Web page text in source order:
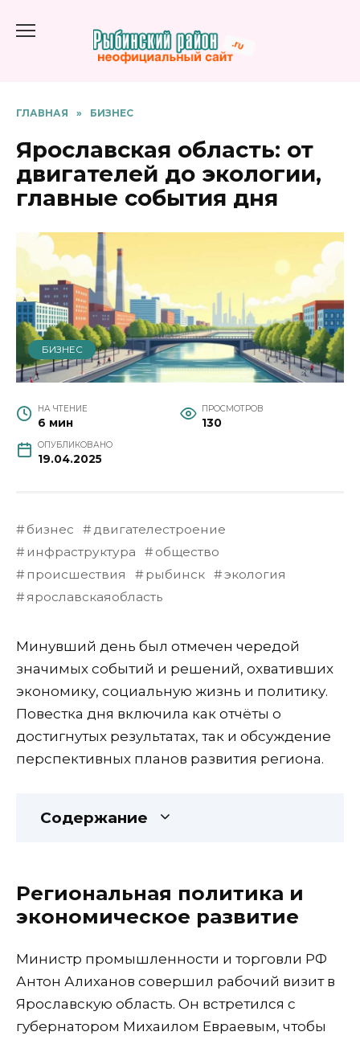
содержанию
ГЛАВНАЯ » БИЗНЕС
Ярославская область: от
двигателей до экологии,
главные события дня
БИЗНЕС
НА ЧТЕНИЕ
6 мин
ПРОСМОТРОВ
130
ОПУБЛИКОВАНО
19.04.2025
бизнес
двигателестроение
инфраструктура
общество
происшествия
рыбинск
экология
ярославскаяобласть
Минувший день был отмечен чередой
значимых событий и решений, охвативших
экономику, социальную жизнь и политику.
Повестка дня включила как отчёты о
достигнутых результатах, так и обсуждение
перспективных планов развития региона.
Содержание
Региональная политика и
экономическое развитие
Министр промышленности и торговли РФ
Антон Алиханов совершил рабочий визит в
Ярославскую область. Он встретился с
губернатором Михаилом Евраевым, чтобы